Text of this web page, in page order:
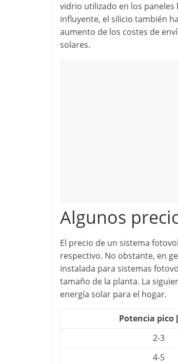
vidrio utilizado en los
influyente, el silicio también
aumento de los costes de
solares.
Algunos
El precio de un sistema
respectivo. No obstante, en
instalada para sistemas
tamaño de la planta. La
energía solar para el hogar.
Potencia pico
2-3
4-5